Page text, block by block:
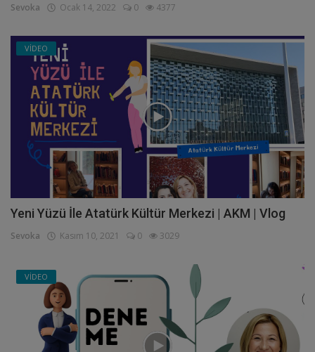
Sevoka Ocak 14, 2022 0 4377
VİDEO
Yeni Yüzü İle Atatürk Kültür Merkezi | AKM | Vlog
Sevoka Kasım 10, 2021 0 3029
VİDEO